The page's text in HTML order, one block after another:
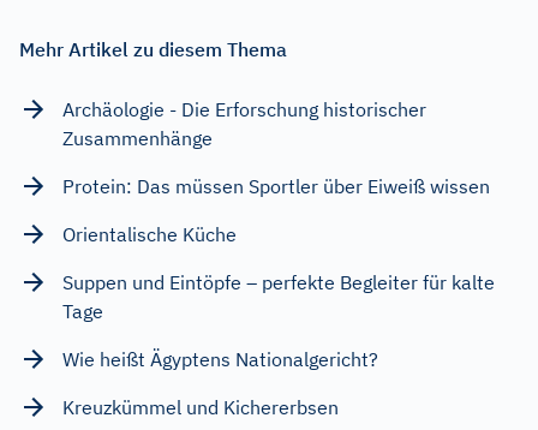
Mehr Artikel zu diesem Thema
Archäologie - Die Erforschung historischer
Zusammenhänge
Protein: Das müssen Sportler über Eiweiß wissen
Orientalische Küche
Suppen und Eintöpfe – perfekte Begleiter für kalte
Tage
Wie heißt Ägyptens Nationalgericht?
Kreuzkümmel und Kichererbsen